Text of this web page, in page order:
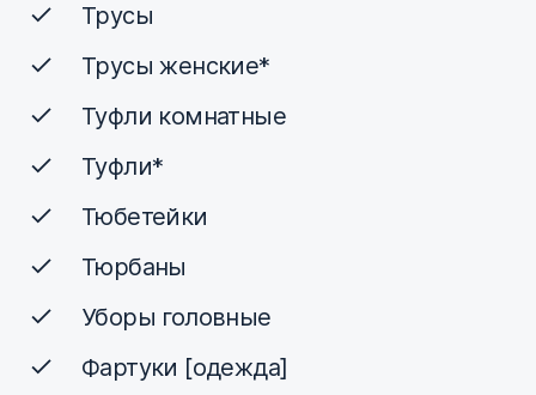
Трусы
Трусы женские*
Туфли комнатные
Туфли*
Тюбетейки
Тюрбаны
Уборы головные
Фартуки [одежда]